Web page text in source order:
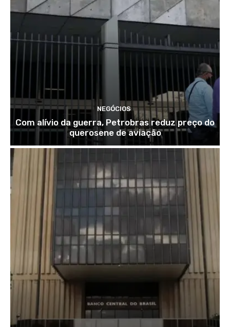
NEGÓCIOS
Com alívio da guerra, Petrobras reduz preço do
querosene de aviação